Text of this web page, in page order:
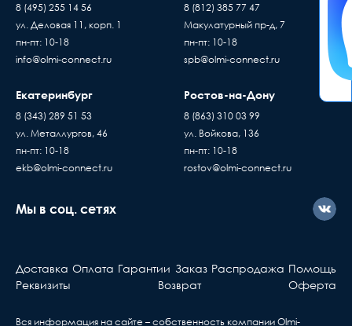
8 (495) 255 14 56
ул. Деловая 11, корп. 1
пн-пт: 10-18
info@olmi-connect.ru
8 (812) 385 77 47
Макулатурный пр-д, 7
пн-пт: 10-18
spb@olmi-connect.ru
Екатеринбург
8 (343) 289 51 53
ул. Металлургов, 46
пн-пт: 10-18
ekb@olmi-connect.ru
Ростов-на-Дону
8 (863) 310 03 99
ул. Войкова, 136
пн-пт: 10-18
rostov@olmi-connect.ru
Мы в соц. сетях
Доставка Оплата Гарантии Заказ Распродажа Помощь
Реквизиты
Возврат Оферта
Вся информация на сайте – собственность компании Olmi-